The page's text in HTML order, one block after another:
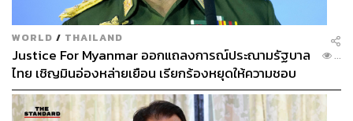
WORLD / THAILAND
Justice For Myanmar ออกแถลงการณ์ประณามรัฐบาล
ไทย เชิญมินอ่องหล่ายเยือน เรียกร้องหยุดให้ความชอบ
ธรรมรัฐบาลทหาร
...